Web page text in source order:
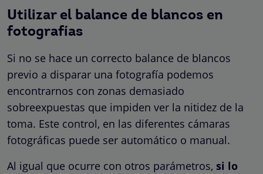
Utilizar el balance de blancos en
fotografías
Si no se hace un correcto balance de blancos
previo a disparar una fotografía podemos
encontrarnos con zonas demasiado
sobreexpuestas que impiden ver la nitidez de la
toma. Este control, en las diferentes cámaras
fotográficas puede ser automático o manual.
Al igual que ocurre con otros parámetros, si lo